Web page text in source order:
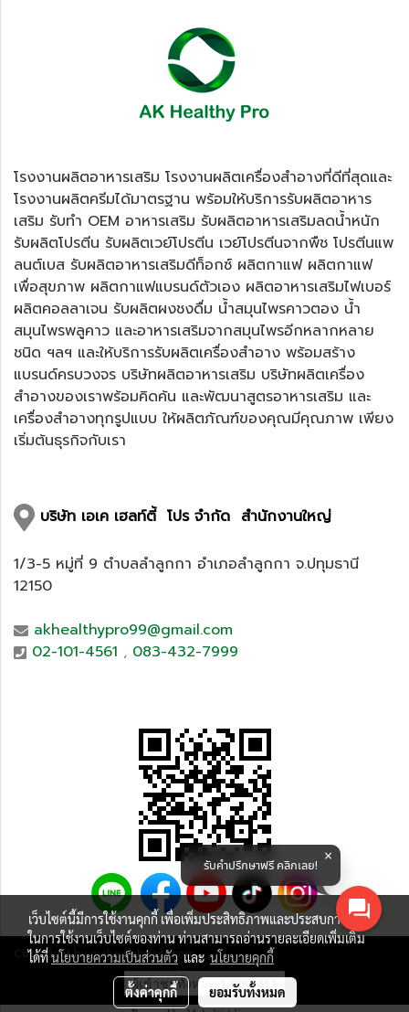
โรงงานผลิตอาหารเสริม โรงงานผลิตเครื่องสำอางที่ดีที่สุดและ
โรงงานผลิตครีมได้มาตรฐาน พร้อมให้บริการรับผลิตอาหาร
เสริม รับทำ OEM อาหารเสริม รับผลิตอาหารเสริมลดน้ำหนัก
รับผลิตโปรตีน รับผลิตเวย์โปรตีน เวย์โปรตีนจากพืช โปรตีนแพ
ลนต์เบส รับผลิตอาหารเสริมดีท็อกซ์ ผลิตกาแฟ ผลิตกาแฟ
เพื่อสุขภาพ ผลิตกาแฟแบรนด์ตัวเอง ผลิตอาหารเสริมไฟเบอร์
ผลิตคอลลาเจน รับผลิตผงชงดื่ม น้ำสมุนไพรคาวตอง น้ำ
สมุนไพรพลูคาว และอาหารเสริมจากสมุนไพรอีกหลากหลาย
ชนิด ฯลฯ และให้บริการรับผลิตเครื่องสำอาง พร้อมสร้าง
แบรนด์ครบวงจร บริษัทผลิตอาหารเสริม บริษัทผลิตเครื่อง
สำอางของเราพร้อมคิดค้น และพัฒนาสูตรอาหารเสริม และ
เครื่องสำอางทุกรูปแบบ ให้ผลิตภัณฑ์ของคุณมีคุณภาพ เพียง
เริ่มต้นธุรกิจกับเรา
บริษัท เอเค เฮลท์ตี้ โปร จำกัด สำนักงานใหญ่
1/3-5 หมู่ที่ 9 ตำบลลำลูกกา อำเภอลำลูกกา จ.ปทุมธานี
12150
akhealthypro99@gmail.com
02-101-4561 , 083-432-7999
Copy right by makewebeasy.com
ผู้เข้าชมทั้งหมด1,006,411
เว็บไซต์นี้มีการใช้งานคุกกี้ เพื่อเพิ่มประสิทธิภาพและประสบการณ์ที่ดี
ในการใช้งานเว็บไซต์ของท่าน ท่านสามารถอ่านรายละเอียดเพิ่มเติม
ได้ที่นโยบายความเป็นส่วนตัวและ นโยบายคุกกี้
ตั้งค่าคุกกี้ ยอมรับทั้งหมด
รับคำปรึกษาฟรี คลิกเลย!